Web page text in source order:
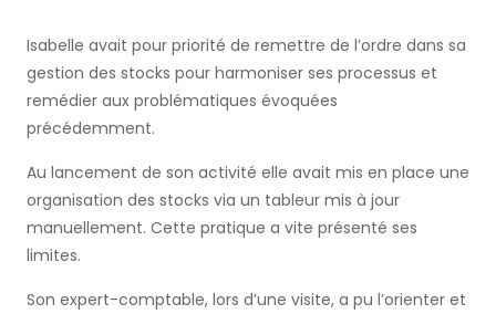
Isabelle avait pour priorité de remettre de l’ordre dans sa
gestion des stocks pour harmoniser ses processus et
remédier aux problématiques évoquées
précédemment.
Au lancement de son activité elle avait mis en place une
organisation des stocks via un tableur mis à jour
manuellement. Cette pratique a vite présenté ses
limites.
Son expert-comptable, lors d’une visite, a pu l’orienter et